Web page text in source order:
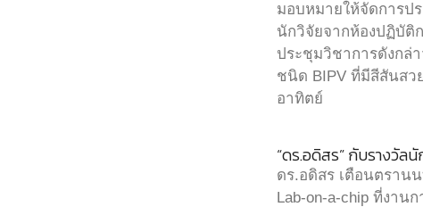
มอบหมายให้จัดการป
นักวิจัยจากห้องปฏิบัติ
ประชุมวิชาการดังกล่
ชนิด BIPV ที่มีสีสันสว
อาทิตย์
“ดร.อดิสร” กับรางวั
ดร.อดิสร เตือนตราน
Lab-on-a-chip ที่งาน